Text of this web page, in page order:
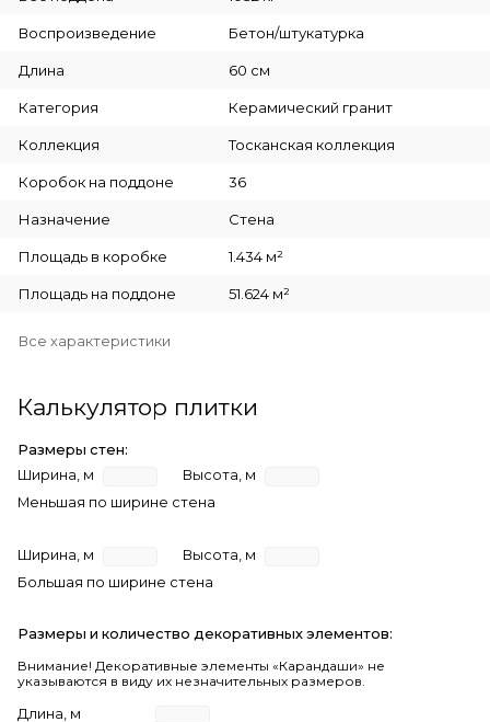
Воспроизведение Бетон/штукатурка
Длина 60 см
Категория Керамический гранит
Коллекция Тосканская коллекция
Коробок на поддоне 36
Назначение Стена
Площадь в коробке 1.434 м²
Площадь на поддоне 51.624 м²
Все характеристики
Калькулятор плитки
Размеры стен:
Ширина, м
Высота, м
Меньшая по ширине стена
Ширина, м
Высота, м
Большая по ширине стена
Размеры и количество декоративных элементов:
Внимание! Декоративные элементы «Карандаши» не
указываются в виду их незначительных размеров.
Длина, м